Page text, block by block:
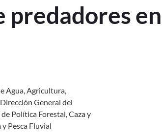
predadores
Agua, Agricultura,
General del
Política Forestal, Caza y
y Pesca Fluvial